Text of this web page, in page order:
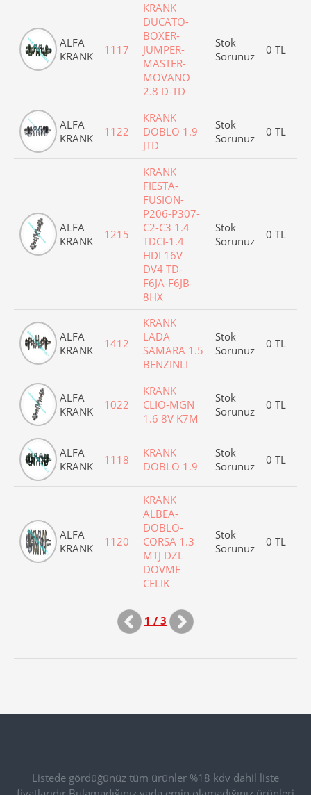
ALFA
KRANK
1117
KRANK
DUCATO-
BOXER-
JUMPER-
MASTER-
MOVANO
2.8 D-TD
Stok
Sorunuz
0 TL
ALFA
KRANK
1122
KRANK
DOBLO 1.9
JTD
Stok
Sorunuz
0 TL
ALFA
KRANK
1215
KRANK
FIESTA-
FUSION-
P206-P307-
C2-C3 1.4
TDCI-1.4
HDI 16V
DV4 TD-
F6JA-F6JB-
8HX
Stok
Sorunuz
0 TL
ALFA
KRANK
1412
KRANK
LADA
SAMARA 1.5
BENZINLI
Stok
Sorunuz
0 TL
ALFA
KRANK
1022
KRANK
CLIO-MGN
1.6 8V K7M
Stok
Sorunuz
0 TL
ALFA
KRANK
1118
KRANK
DOBLO 1.9
Stok
Sorunuz
0 TL
ALFA
KRANK
1120
KRANK
ALBEA-
DOBLO-
CORSA 1.3
MTJ DZL
DOVME
CELIK
Stok
Sorunuz
0 TL
1 / 3
Listede gördüğünüz tüm ürünler %18 kdv dahil liste